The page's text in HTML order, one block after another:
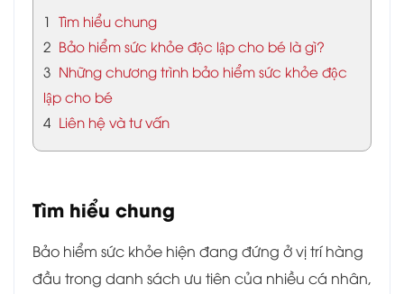
1 Tìm hiểu chung
2 Bảo hiểm sức khỏe độc lập cho bé là gì?
3 Những chương trình bảo hiểm sức khỏe độc
lập cho bé
4 Liên hệ và tư vấn
Tìm hiểu chung
Bảo hiểm sức khỏe hiện đang đứng ở vị trí hàng
đầu trong danh sách ưu tiên của nhiều cá nhân,